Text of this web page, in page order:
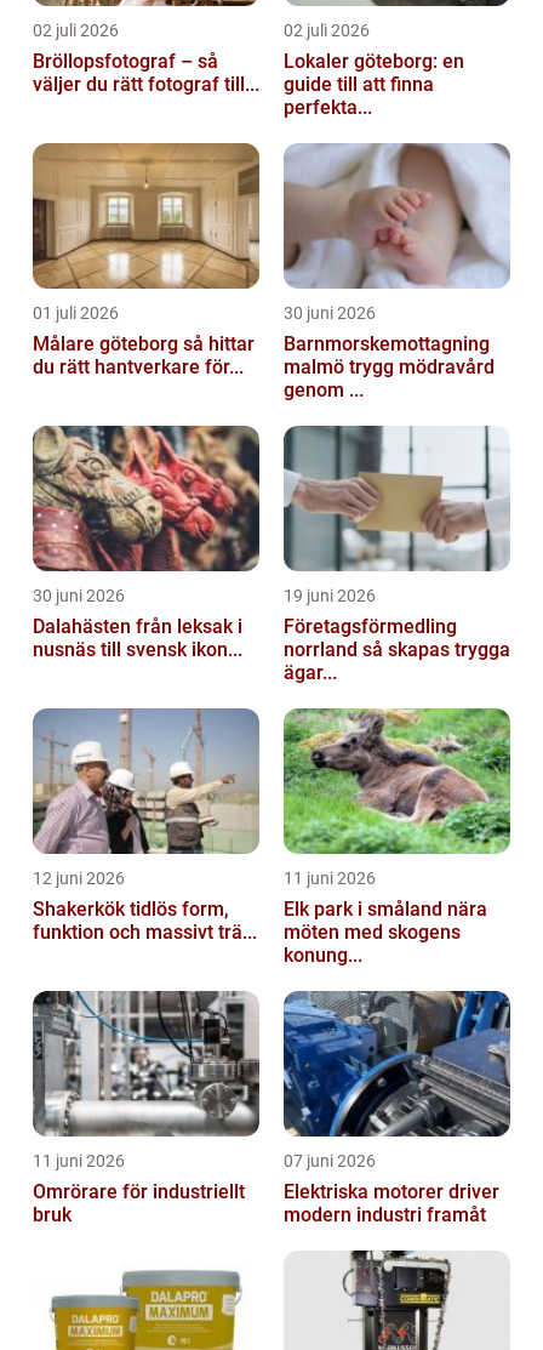
02 juli 2026
Bröllopsfotograf – så
väljer du rätt fotograf till...
02 juli 2026
Lokaler göteborg: en
guide till att finna
perfekta...
01 juli 2026
Målare göteborg så hittar
du rätt hantverkare för...
30 juni 2026
Barnmorskemottagning
malmö trygg mödravård
genom ...
30 juni 2026
Dalahästen från leksak i
nusnäs till svensk ikon...
19 juni 2026
Företagsförmedling
norrland så skapas trygga
ägar...
12 juni 2026
Shakerkök tidlös form,
funktion och massivt trä...
11 juni 2026
Elk park i småland nära
möten med skogens
konung...
11 juni 2026
Omrörare för industriellt
bruk
07 juni 2026
Elektriska motorer driver
modern industri framåt